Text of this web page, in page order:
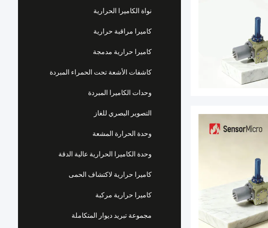
نواة الكاميرا الحرارية
كاميرا مراقبة حرارية
كاميرا حرارية مدمجة
كاشفات الأشعة تحت الحمراء المبردة
وحدات الكاميرا المبردة
التصوير البصري للغاز
وحدة الحرارة المشعة
وحدة الكاميرا الحرارية عالية الدقة
كاميرا حرارية لاكتشاف الحمى
كاميرا حرارية مركبة
مجموعة تبريد ديوار المتكاملة